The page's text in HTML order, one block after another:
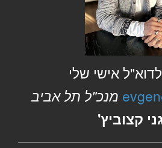
אישי שלי
מנכ"ל תל אביב
קצוביץ'